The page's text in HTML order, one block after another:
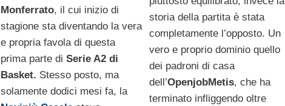
Monferrato, il cui inizio di
stagione sta diventando la vera
e propria favola di questa
prima parte di Serie A2 di
Basket. Stesso posto, ma
solamente dodici mesi fa, la
storia della partita è stata
completamente l’opposto. Un
vero e proprio dominio quello
dei padroni di casa
dell’OpenjobMetis, che ha
terminato infliggendo oltre